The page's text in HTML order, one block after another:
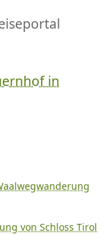
in
von Schloss Tirol